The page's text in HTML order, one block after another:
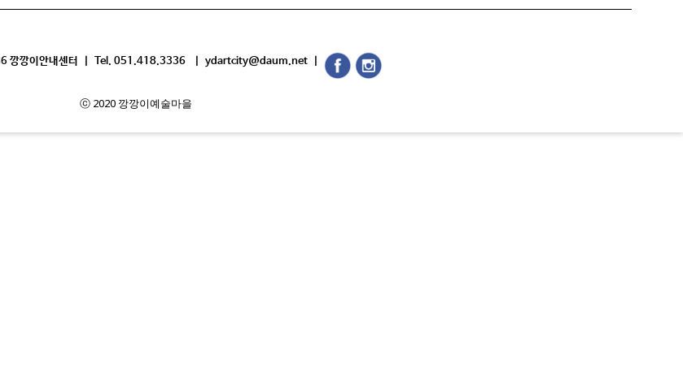
36 깡깡이안내센터 | Tel. 051.418.3336 | ydartcity@daum.net |
ⓒ 2020 깡깡이예술마을